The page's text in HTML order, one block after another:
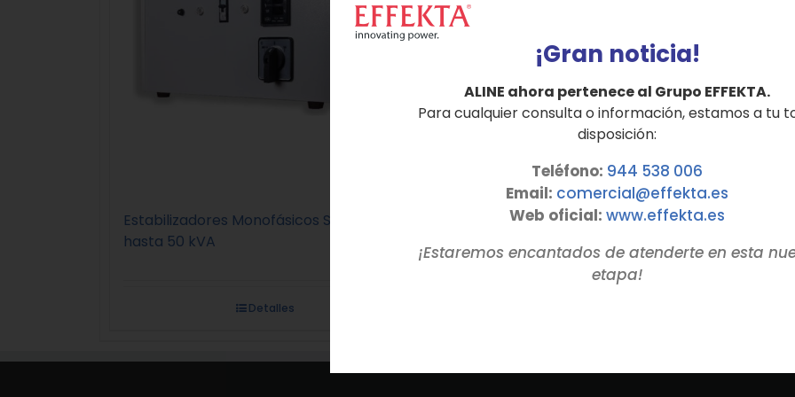
Estabilizadores Monofásicos Serie SRV
hasta 50 kVA
Detalles
¡Gran noticia!
ALINE ahora pertenece al Grupo EFFEKTA.
Para cualquier consulta o información, estamos a tu
disposición:
Teléfono: 944 538 006
Email: comercial@effekta.es
Web oficial: www.effekta.es
¡Estaremos encantados de atenderte en esta
etapa!